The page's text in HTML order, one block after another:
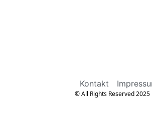
Kontakt
© All Rights Reserved 2025